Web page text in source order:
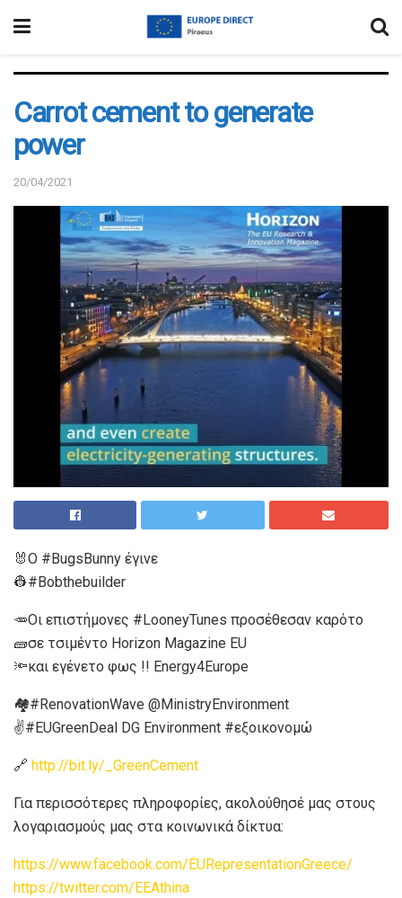
Carrot cement to generate
power
20/04/2021
🐰O #BugsBunny έγινε
👷#Bobthebuilder
🥕Οι επιστήμονες #LooneyTunes προσέθεσαν καρότο
🧱σε τσιμέντο Horizon Magazine EU
🔦και εγένετο φως !! Energy4Europe
🏘️#RenovationWave @MinistryEnvironment
✌️#EUGreenDeal DG Environment #εξοικονομώ
🔗 http://bit.ly/_GreenCement
Για περισσότερες πληροφορίες, ακολούθησέ μας στους
λογαριασμούς μας στα κοινωνικά δίκτυα:
https://www.facebook.com/EURepresentationGreece/
https://twitter.com/EEAthina